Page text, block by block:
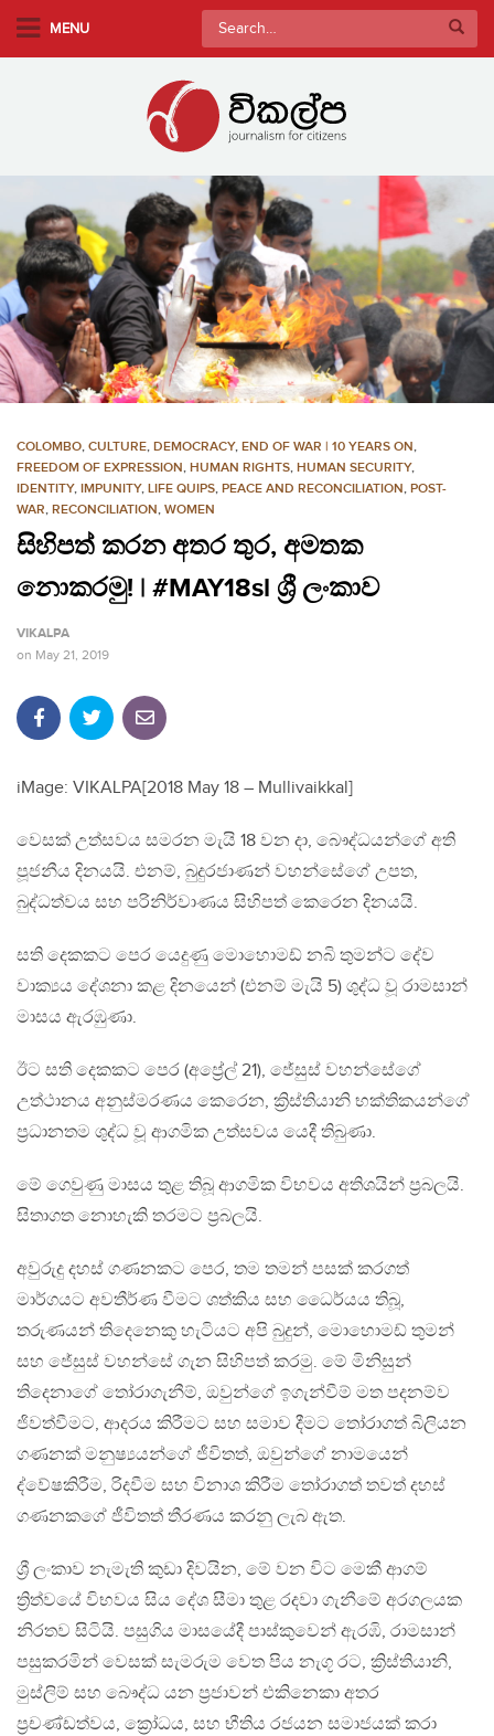
m
i
n
c
o
n
t
e
MENU
Search
for:
COLOMBO, CULTURE, DEMOCRACY, END OF WAR | 10 YEARS ON,
FREEDOM OF EXPRESSION, HUMAN RIGHTS, HUMAN SECURITY,
IDENTITY, IMPUNITY, LIFE QUIPS, PEACE AND RECONCILIATION, POST-
WAR, RECONCILIATION, WOMEN
සිහිපත් කරන අතර තුර, අමතක
නොකරමු! | #MAY18sl ශ්‍රී ලංකාව
VIKALPA
on May 21, 2019
iMage: VIKALPA[2018 May 18 – Mullivaikkal]
වෙසක් උත්සවය සමරන මැයි 18 වන දා, බෞද්ධයන්ගේ අති
පූජනීය දිනයයි. එනම්, බුදුරජාණන් වහන්සේගේ උපත,
බුද්ධත්වය සහ පරිනිර්වාණය සිහිපත් කෙරෙන දිනයයි.
සති දෙකකට පෙර යෙදුණු මොහොමඩ් නබි තුමන්ට දේව
වාක්‍යය දේශනා කළ දිනයෙන් (එනම් මැයි 5) ශුද්ධ වූ රාමසාන්
මාසය ඇරඹුණා.
ඊට සති දෙකකට පෙර (අප්‍රේල් 21), ජේසුස් වහන්සේගේ
උත්ථානය අනුස්මරණය කෙරෙන, ක්‍රිස්තියානි භක්තිකයන්ගේ
ප්‍රධානතම ශුද්ධ වූ ආගමික උත්සවය යෙදී තිබුණා.
මේ ගෙවුණු මාසය තුළ තිබූ ආගමික විභවය අතිශයින් ප්‍රබලයි.
සිතාගත නොහැකි තරමට ප්‍රබලයි.
අවුරුදු දහස් ගණනකට පෙර, තම තමන් පසක් කරගත්
මාර්ගයට අවතීර්ණ වීමට ශත්කිය සහ ධෛර්යය තිබූ,
තරුණයන් තිදෙනෙකු හැටියට අපි බුදුන්, මොහොමඩ් තුමන්
සහ ජේසුස් වහන්සේ ගැන සිහිපත් කරමු. මේ මිනිසුන්
තිදෙනාගේ තෝරාගැනීම්, ඔවුන්ගේ ඉගැන්වීම් මත පදනම්ව
ජිවත්වීමට, ආදරය කිරීමට සහ සමාව දීමට තෝරාගත් බිලියන
ගණනක් මනුෂ්‍යයන්ගේ ජීවිතත්, ඔවුන්ගේ නාමයෙන්
ද්වේෂකිරීම, රිදවීම සහ විනාශ කිරීම තෝරාගත් තවත් දහස්
ගණනකගේ ජීවිතත් තීරණය කරනු ලැබ ඇත.
ශ්‍රී ලංකාව නැමැති කුඩා දිවයින, මේ වන විට මෙකී ආගම්
ත්‍රිත්වයේ විභවය සිය දේශ සීමා තුළ රදවා ගැනීමේ අරගලයක
නිරතව සිටියි. පසුගිය මාසයේදී පාස්කුවෙන් ඇරඹි, රාමසාන්
පසුකරමින් වෙසක් සැමරුම වෙත පිය නැගූ රට, ක්‍රිස්තියානි,
මුස්ලිම් සහ බෞද්ධ යන ප්‍රජාවන් එකිනෙකා අතර
ප්‍රචණ්ඩත්වය, ක්‍රෝධය, සහ භීතිය රජයන සමාජයක් කරා